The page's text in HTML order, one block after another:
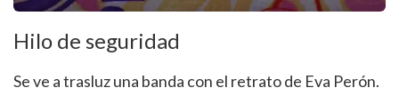
Hilo de seguridad
Se ve a trasluz una banda con el retrato de Eva Perón.